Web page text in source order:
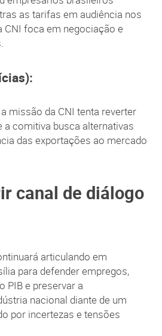
as tarifas em audiência nos
CNI foca em negociação e
missão da CNI tenta reverter
a comitiva busca alternativas
das exportações ao mercado
canal de diálogo
articulando em
para defender empregos,
PIB e preservar a
nacional diante de um
por incertezas e tensões